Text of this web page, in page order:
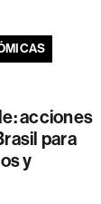
acciones
para
y